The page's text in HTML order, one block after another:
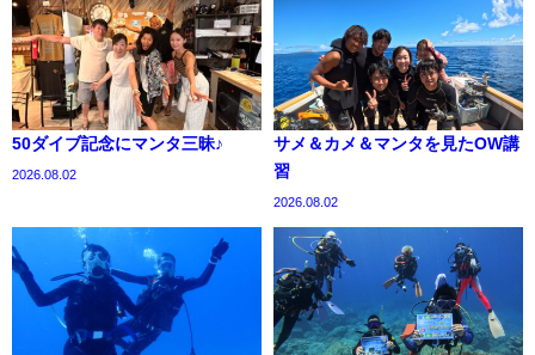
50ダイブ記念にマンタ三昧♪
2026.08.02
サメ＆カメ＆マンタを見たOW講
習
2026.08.02